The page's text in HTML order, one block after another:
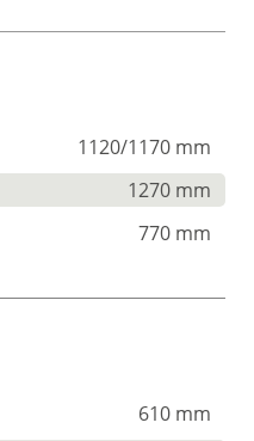
1120/1170 mm
1270 mm
770 mm
610 mm